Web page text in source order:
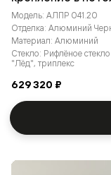
Модель: АЛПР 041.20
Отделка: Алюминий
Материал: Алюминий
Стекло: Рифлёное
"Лёд", триплекс
629 320 ₽